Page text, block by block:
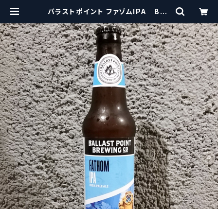
バラストポイント ファゾムIPA Ball
ビール】 | craftbeerscissors